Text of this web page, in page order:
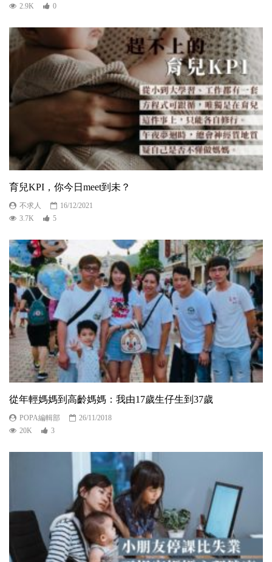
2.9K
0
育兒KPI，你今日meet到未？
不求人
16/12/2021
3.7K
5
從年輕媽媽到高齡媽媽：我由17歲生仔生到37歲
POPA編輯部
26/11/2018
20K
3